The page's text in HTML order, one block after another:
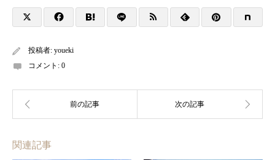
投稿者: youeki
コメント: 0
関連記事